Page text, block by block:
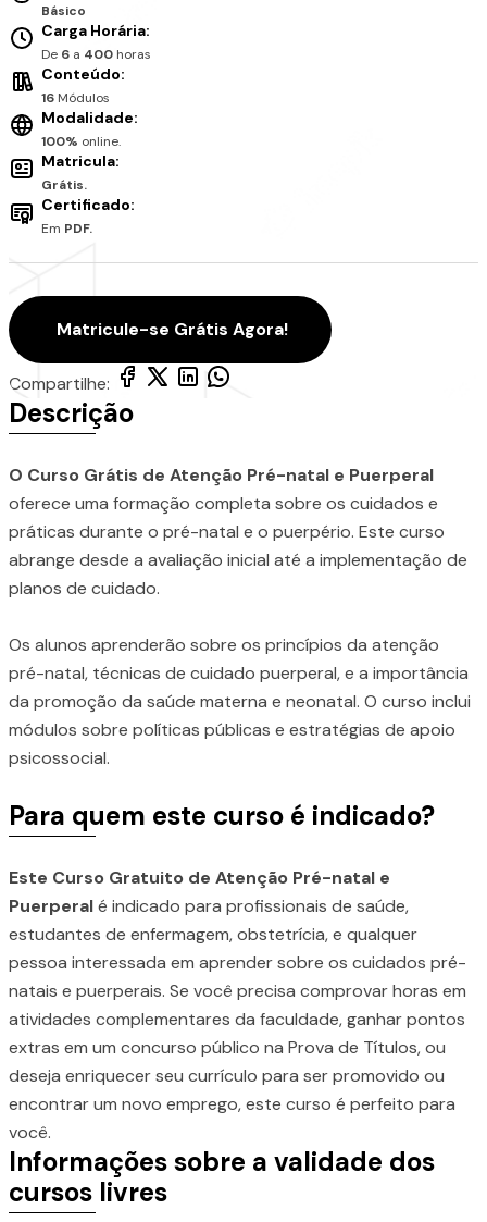
Básico
Carga Horária:
De 6 a 400 horas
Conteúdo:
16 Módulos
Modalidade:
100% online.
Matricula:
Grátis.
Certificado:
Em PDF.
Matricule-se Grátis Agora!
Compartilhe:
Descrição
O Curso Grátis de Atenção Pré-natal e Puerperal
oferece uma formação completa sobre os cuidados e
práticas durante o pré-natal e o puerpério. Este curso
abrange desde a avaliação inicial até a implementação de
planos de cuidado.
Os alunos aprenderão sobre os princípios da atenção
pré-natal, técnicas de cuidado puerperal, e a importância
da promoção da saúde materna e neonatal. O curso inclui
módulos sobre políticas públicas e estratégias de apoio
psicossocial.
Para quem este curso é indicado?
Este Curso Gratuito de Atenção Pré-natal e
Puerperalé indicado para profissionais de saúde,
estudantes de enfermagem, obstetrícia, e qualquer
pessoa interessada em aprender sobre os cuidados pré-
natais e puerperais. Se você precisa comprovar horas em
atividades complementares da faculdade, ganhar pontos
extras em um concurso público na Prova de Títulos, ou
deseja enriquecer seu currículo para ser promovido ou
encontrar um novo emprego, este curso é perfeito para
você.
Informações sobre a validade dos
cursos livres